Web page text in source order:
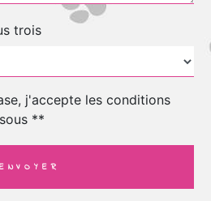
trois
j'accepte les conditions
**
ENVOYER